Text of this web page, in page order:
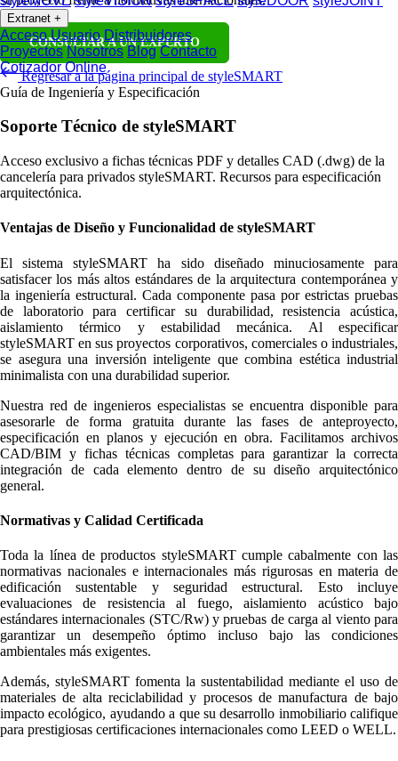
Extranet +
Acceso Usuario Distribuidores
Proyectos Nosotros Blog Contacto
Cotizador Online
CONSULTAR A UN EXPERTO
Regresar a la página principal de styleSMART
Guía de Ingeniería y Especificación
Soporte Técnico de styleSMART
Acceso exclusivo a fichas técnicas PDF y detalles CAD (.dwg) de la
cancelería para privados styleSMART. Recursos para especificación
arquitectónica.
Ventajas de Diseño y Funcionalidad de styleSMART
El sistema styleSMART ha sido diseñado minuciosamente para
satisfacer los más altos estándares de la arquitectura contemporánea y
la ingeniería estructural. Cada componente pasa por estrictas pruebas
de laboratorio para certificar su durabilidad, resistencia acústica,
aislamiento térmico y estabilidad mecánica. Al especificar
styleSMART en sus proyectos corporativos, comerciales o industriales,
se asegura una inversión inteligente que combina estética industrial
minimalista con una durabilidad superior.
Nuestra red de ingenieros especialistas se encuentra disponible para
asesorarle de forma gratuita durante las fases de anteproyecto,
especificación en planos y ejecución en obra. Facilitamos archivos
CAD/BIM y fichas técnicas completas para garantizar la correcta
integración de cada elemento dentro de su diseño arquitectónico
general.
Normativas y Calidad Certificada
Toda la línea de productos styleSMART cumple cabalmente con las
normativas nacionales e internacionales más rigurosas en materia de
edificación sustentable y seguridad estructural. Esto incluye
evaluaciones de resistencia al fuego, aislamiento acústico bajo
estándares internacionales (STC/Rw) y pruebas de carga al viento para
garantizar un desempeño óptimo incluso bajo las condiciones
ambientales más exigentes.
Además, styleSMART fomenta la sustentabilidad mediante el uso de
materiales de alta reciclabilidad y procesos de manufactura de bajo
impacto ecológico, ayudando a que su desarrollo inmobiliario califique
para prestigiosas certificaciones internacionales como LEED o WELL.